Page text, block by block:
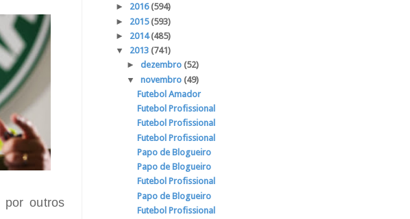
por outros
► 2016(594)
► 2015(593)
► 2014(485)
▼ 2013 (741)
► dezembro (52)
▼ novembro (49)
Futebol Amador
Futebol Profissional
Futebol Profissional
Futebol Profissional
Papo de Blogueiro
Papo de Blogueiro
Futebol Profissional
Papo de Blogueiro
Futebol Profissional